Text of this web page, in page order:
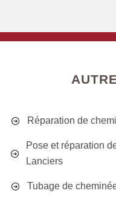
Réparation de
Pose et réparation
Lanciers
Tubage de